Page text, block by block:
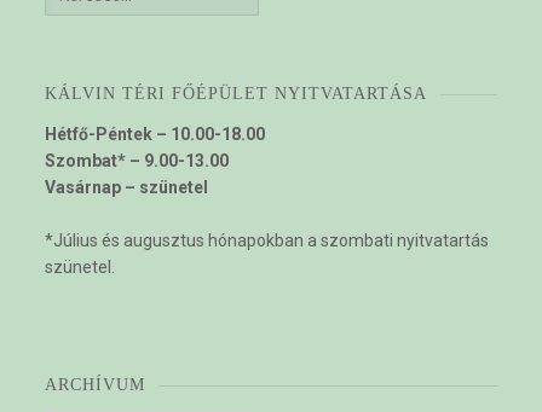
KÁLVIN TÉRI FŐÉPÜLET NYITVATARTÁSA
Hétfő-Péntek – 10.00-18.00
Szombat* – 9.00-13.00
Vasárnap – szünetel
*Július és augusztus hónapokban a szombati nyitvatartás
szünetel.
ARCHÍVUM